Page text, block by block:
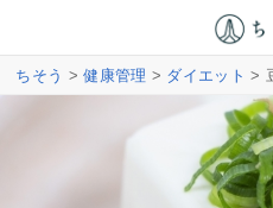
ちそう >健康管理 > ダイエット >